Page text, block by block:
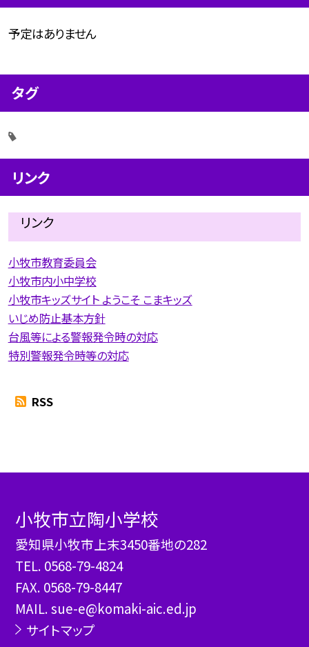
予定はありません
タグ
リンク
リンク
小牧市教育委員会
小牧市内小中学校
小牧市キッズサイト ようこそ こまキッズ
いじめ防止基本方針
台風等による警報発令時の対応
特別警報発令時等の対応
RSS
小牧市立陶小学校
愛知県小牧市上末3450番地の282
TEL. 0568-79-4824
FAX. 0568-79-8447
MAIL. sue-e@komaki-aic.ed.jp
サイトマップ